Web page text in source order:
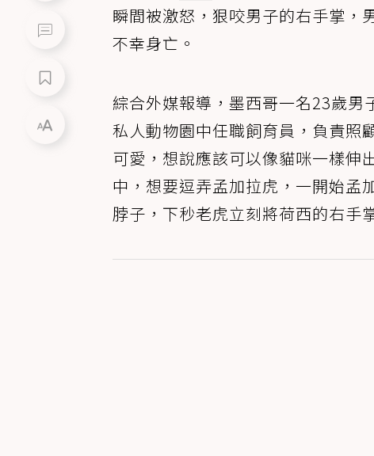
瞬間被激怒，狠咬男子的右手掌，
不幸身亡。
綜合外媒報導，墨西哥一名23歲
私人動物園中任職飼育員，負責照
可愛，想說應該可以像貓咪一樣伸
中，想要逗弄孟加拉虎，一開始孟
脖子，下秒老虎立刻將荷西的右手